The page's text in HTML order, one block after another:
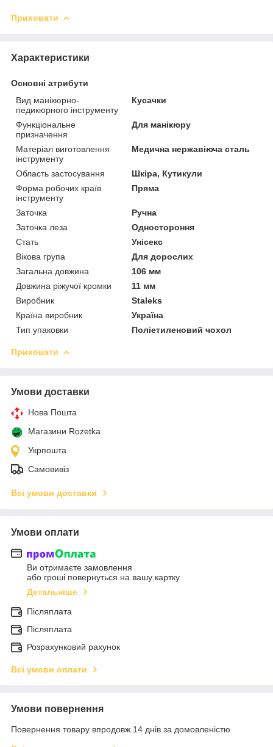
Приховати
Характеристики
Основні атрибути
Вид манікюрно-
педикюрного інструменту
Кусачки
Функціональне
призначення
Для манікюру
Матеріал виготовлення
інструменту
Медична нержавіюча сталь
Область застосування
Шкіра, Кутикули
Форма робочих країв
інструменту
Пряма
Заточка
Ручна
Заточка леза
Одностороння
Стать
Унісекс
Вікова група
Для дорослих
Загальна довжина
106 мм
Довжина ріжучої кромки
11 мм
Виробник
Staleks
Країна виробник
Україна
Тип упаковки
Поліетиленовий чохол
Приховати
Умови доставки
Нова Пошта
Магазини Rozetka
Укрпошта
Самовивіз
Всі умови доставки
Умови оплати
Ви отримаєте замовлення
або гроші повернуться на вашу картку
Детальніше
Післяплата
Післяплата
Розрахунковий рахунок
Всі умови оплати
Умови повернення
Повернення товару впродовж 14 днів за домовленістю